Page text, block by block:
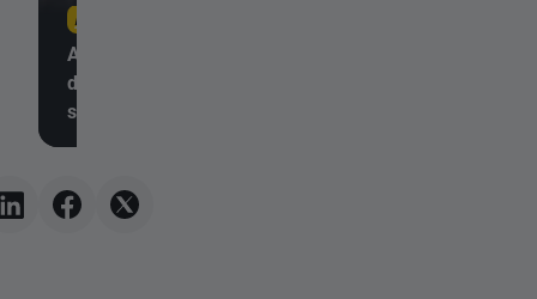
Action Hertz : les résultats
du T2 2026 sont
supérieurs aux attentes